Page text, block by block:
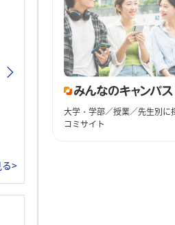
>
大学・学部／授業／先生別に
コミサイト